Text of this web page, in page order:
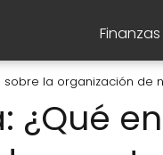
sobre la organización de
¿Qué